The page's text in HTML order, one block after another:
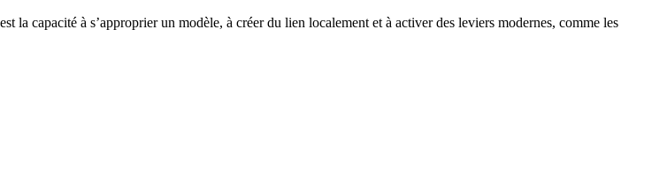
la capacité à s’approprier un modèle, à créer du lien localement et à activer des leviers modernes, comme les